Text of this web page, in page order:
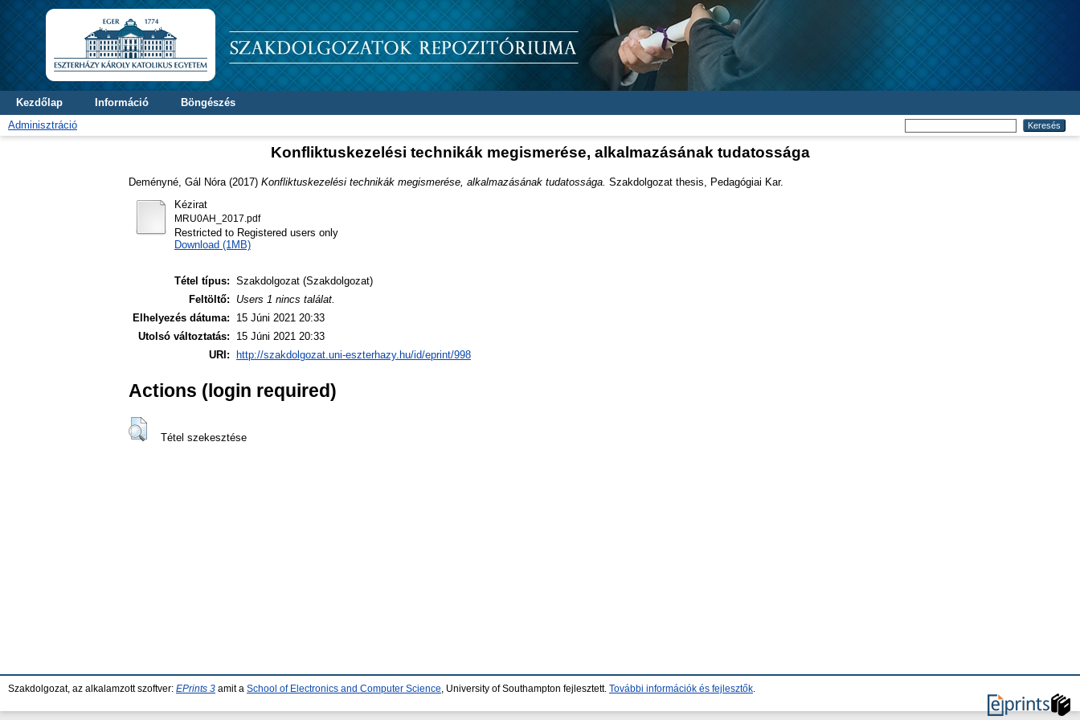
Kezdőlap Információ
Böngészés
Adminisztráció
Konfliktuskezelési technikák megismerése, alkalmazásának tudatossága
Deményné, Gál Nóra (2017) Konfliktuskezelési technikák megismerése, alkalmazásának tudatossága. Szakdolgozat thesis, Pedagógiai Kar.
Kézirat
MRU0AH_2017.pdf
Restricted to Registered users only
Download (1MB)
Tétel típus: Szakdolgozat (Szakdolgozat)
Feltöltő:
Users 1 nincs találat.
Elhelyezés dátuma:
15 Júni 2021 20:33
Utolsó változtatás:
15 Júni 2021 20:33
URI:
http://szakdolgozat.uni-eszterhazy.hu/id/eprint/998
Actions (login required)
Tétel szekesztése
Szakdolgozat, az alkalamzott szoftver: EPrints 3 amit a School of Electronics and Computer Science , University of Southampton fejlesztett. További információk és fejlesztők